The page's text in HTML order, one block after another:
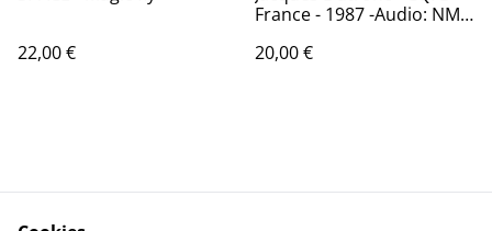
22,00 €
France - 1987 -Audio: NM -
20,00 €